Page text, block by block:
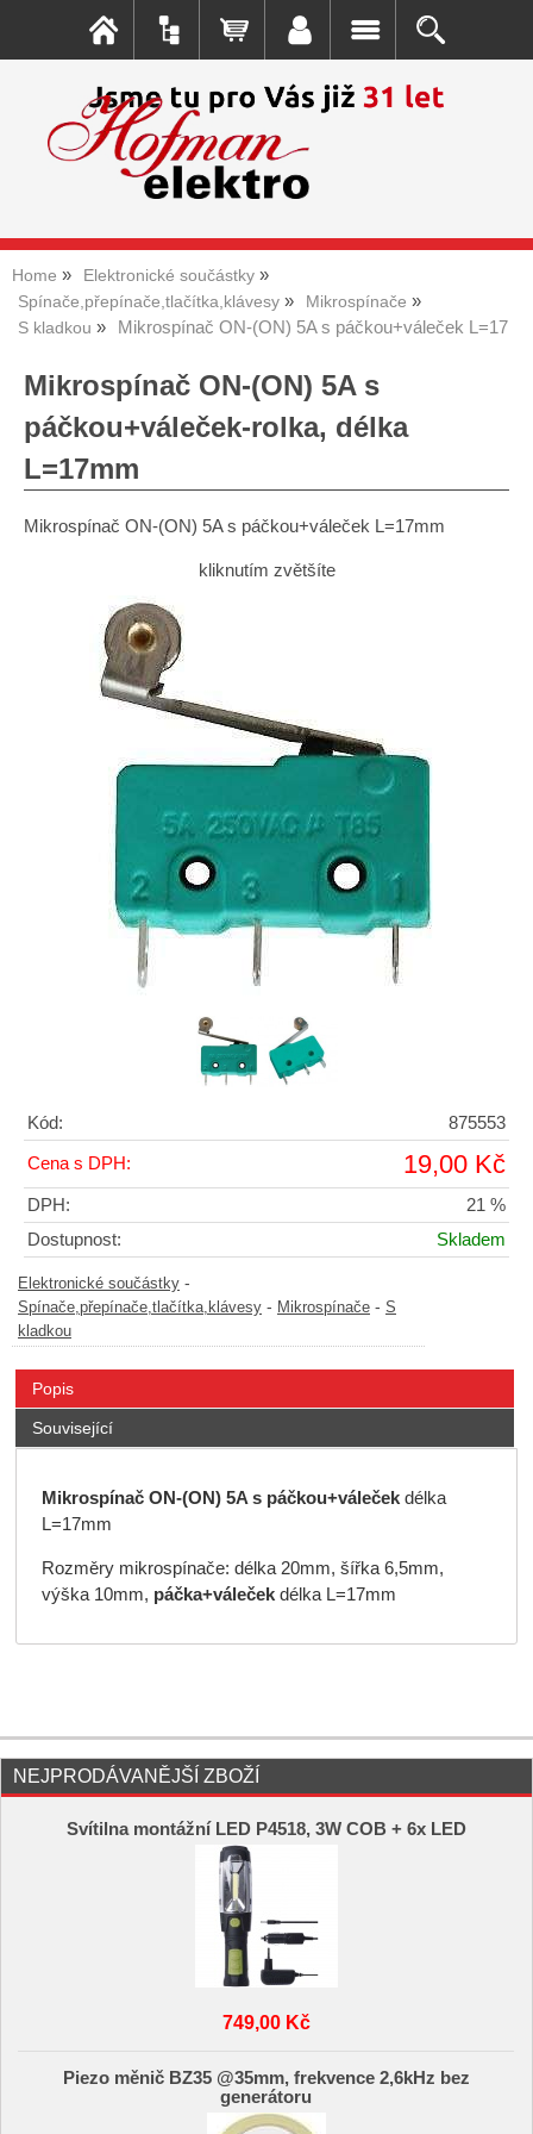
Home
Elektronické součástky
Spínače,přepínače,tlačítka,klávesy
Mikrospínače
S kladkou
Mikrospínač ON-(ON) 5A s páčkou+váleček L=17
Mikrospínač ON-(ON) 5A s
páčkou+váleček-rolka, délka
L=17mm
Mikrospínač ON-(ON) 5A s páčkou+váleček L=17mm
kliknutím zvětšíte
Kód: 875553
Cena s DPH: 19,00 Kč
DPH:
21 %
Dostupnost:
Skladem
Elektronické součástky -
Spínače,přepínače,tlačítka,klávesy - Mikrospínače - S
kladkou
Popis
Související
Mikrospínač ON-(ON) 5A s páčkou+válečekdélka
L=17mm
Rozměry mikrospínače: délka 20mm, šířka 6,5mm,
výška 10mm, páčka+válečekdélka L=17mm
NEJPRODÁVANĚJŠÍ ZBOŽÍ
Svítilna montážní LED P4518, 3W COB + 6x LED
749,00 Kč
Piezo měnič BZ35 @35mm, frekvence 2,6kHz bez
generátoru